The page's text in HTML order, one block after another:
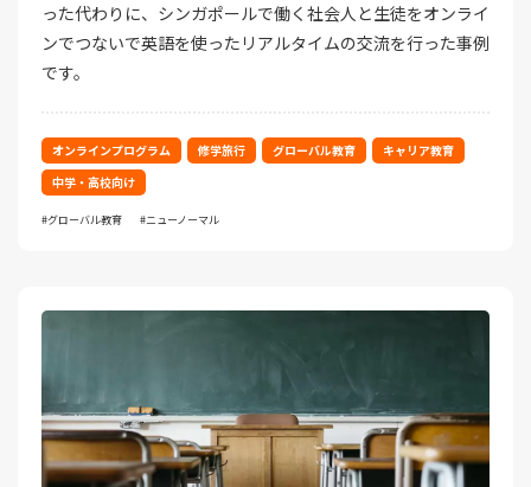
った代わりに、シンガポールで働く社会人と生徒をオンライ
ンでつないで英語を使ったリアルタイムの交流を行った事例
です。
オンラインプログラム 修学旅行 グローバル教育
キャリア教育
中学・高校向け
グローバル教育 ニューノーマル